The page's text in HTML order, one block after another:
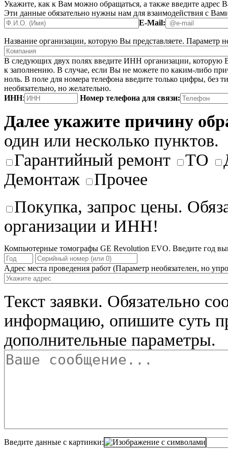
Укажите, как к Вам можно обращаться, а также введите адрес
Эти данные обязательно нужны нам для взаимодействия с
E-Mail:
Название организации, которую Вы представляете. Параметр
В следующих двух полях введите ИНН организации, которую
к заполнению. В случае, если Вы не можете по каким-либо
ноль. В поле для номера телефона введите только цифры, без
необязательно, но желательно.
ИНН: Номер телефона для связи:
Далее укажите причину
один или несколько пунктов.
Гарантийный ремонт
ТО
Демонтаж
Прочее
Покупка, запрос цены.
организации и ИНН!
Компьютерные томографы GE Revolution EVO. Введите год
Адрес места проведения работ (Параметр необязателен, но
Текст заявки. Обязательно
информацию, опишите суть
дополнительные параметры.
Введите данные с картинки: